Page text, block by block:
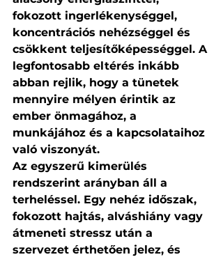
fokozott ingerlékenységgel,
koncentrációs nehézséggel és
csökkent teljesítőképességgel. A
legfontosabb eltérés inkább
abban rejlik, hogy a tünetek
mennyire mélyen érintik az
ember önmagához, a
munkájához és a kapcsolataihoz
való viszonyát.
Az egyszerű kimerülés
rendszerint arányban áll a
terheléssel. Egy nehéz időszak,
fokozott hajtás, alváshiány vagy
átmeneti stressz után a
szervezet érthetően jelez, és